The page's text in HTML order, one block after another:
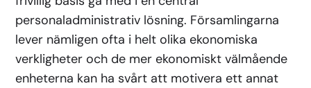
personaladministrativ lösning. Församlingarna
lever nämligen ofta i helt olika ekonomiska
verkligheter och de mer ekonomiskt välmående
enheterna kan ha svårt att motivera ett annat